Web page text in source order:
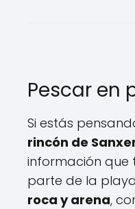
Pescar en
Si estás
rincón de
información que
parte de la
roca y arena,